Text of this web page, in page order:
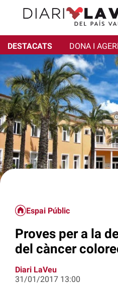
DESTACATS DONA I
Espai Públic
Proves per a la
del càncer
Diari LaVeu
31/01/2017 13:00